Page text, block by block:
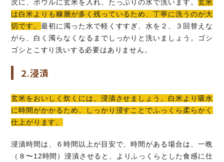
次に、ボウルに玄米を入れ、たっぷりの水で洗います。 玄米
は白米よりも糠層が多く残っているため、丁寧に洗うのが大
切です。最初に濁った水で軽くすすぎ、水を２、３回替えな
がら、白く濁らなくなるまでしっかりと洗いましょう。ゴシ
ゴシとこすり洗いする必要はありません。
2.浸漬
玄米をおいしく炊くには、浸漬させましょう。白米より吸水
に時間がかかるため、しっかり浸すことでふっくら柔らかく
仕上がります。
浸漬時間は、６時間以上が目安で、時間がある場合は、一晩
（８〜12時間）浸漬させると、よりふっくらとした食感に仕